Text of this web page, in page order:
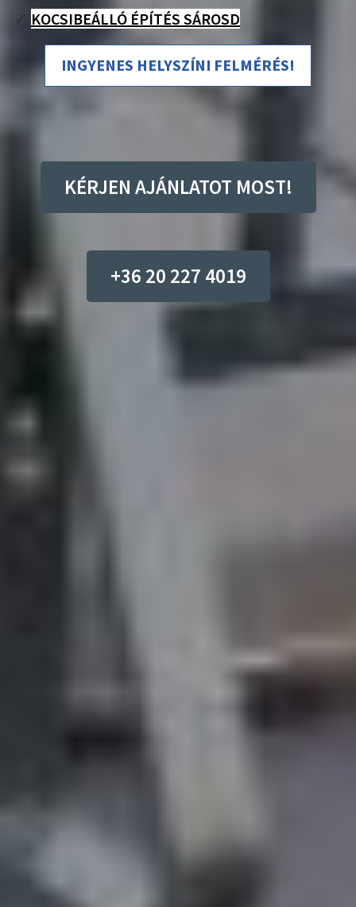
✓ KOCSIBEÁLLÓ ÉPÍTÉS SÁROSD
INGYENES HELYSZÍNI FELMÉRÉS!
KÉRJEN AJÁNLATOT MOST!
+36 20 227 4019